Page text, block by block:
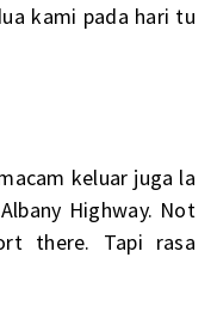
kami pada hari tu
keluar juga la
Highway. Not
there. Tapi rasa